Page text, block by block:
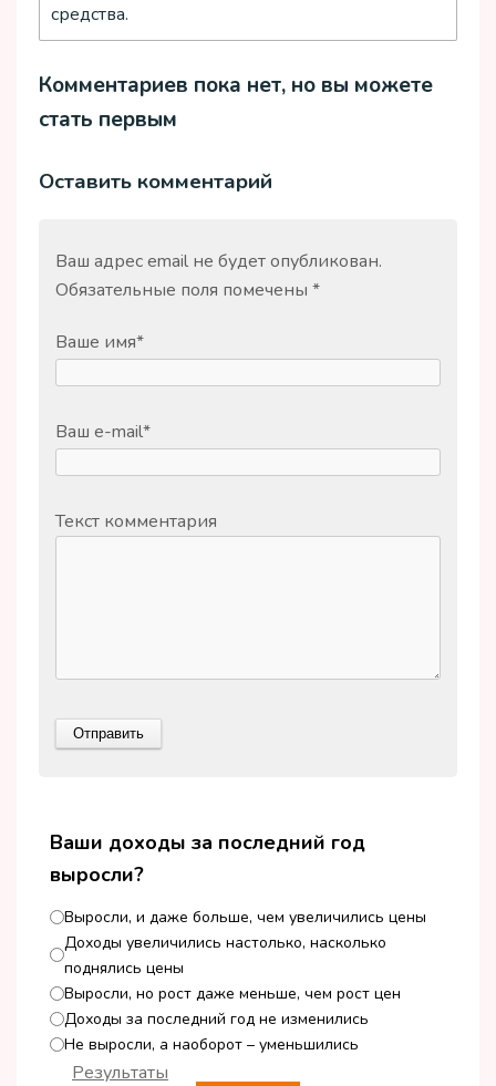
средства.
Комментариев пока нет, но вы можете
стать первым
Оставить комментарий
Ваш адрес email не будет опубликован.
Обязательные поля помечены *
Ваше имя*
Ваш e-mail*
Текст комментария
Ваши доходы за последний год
выросли?
Выросли, и даже больше, чем увеличились цены
Доходы увеличились настолько, насколько
поднялись цены
Выросли, но рост даже меньше, чем рост цен
Доходы за последний год не изменились
Не выросли, а наоборот – уменьшились
Результаты